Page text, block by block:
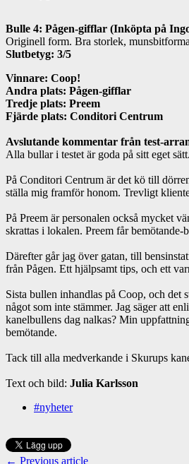
Bulle 4: Pågen-gifflar (Inköpta på
Originell form. Bra storlek,
Slutbetyg: 3/5
Vinnare: Coop!
Andra plats: Pågen-gifflar
Tredje plats: Preem
Fjärde plats: Conditori Centrum
Avslutande kommentar från test-
Alla bullar i testet är goda på sitt eget
På Conditori Centrum är det kö till
ställa mig framför honom. Trevligt
På Preem är personalen också mycket
skrattas i lokalen. Preem får bemötande-
Därefter går jag över gatan, till
från Pågen. Ett hjälpsamt tips, och ett
Sista bullen inhandlas på Coop, och det
något som inte stämmer. Jag säger att
kanelbullens dag nalkas? Min
bemötande.
Tack till alla medverkande i Skurups
Text och bild: Julia Karlsson
#nyheter
← Previous article